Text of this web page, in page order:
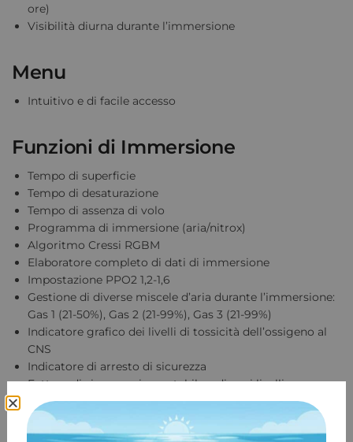
ore)
Visibilità diurna durante l’immersione
Menu
Intuitivo e di facile accesso
Funzioni di Immersione
Tempo di superficie
Tempo di desaturazione
Tempo di assenza di volo
Programma di immersione (aria/nitrox)
Algoritmo Cressi RGBM
Elaboratore completo di dati di immersione
Impostazione PPO2 1,2-1,6
Gestione di diverse miscele d’aria durante l’immersione:
Gas 1 (21-50%), Gas 2 (21-99%), Gas 3 (21-99%)
Indicatore grafico dei livelli di tossicità dell’ossigeno al
CNS
Indicatore di arresto di sicurezza
Fattore di sicurezza impostabile a diversi livelli
Impostazione dell’altitudine
Algoritmo di emersione incontrollata
Possibilità di alternare immersioni con nitrox e aria